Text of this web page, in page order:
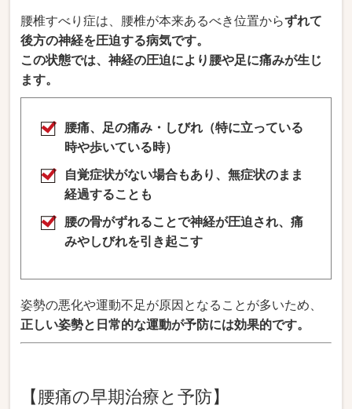
腰椎すべり症は、腰椎が本来あるべき位置からずれて
後方の神経を圧迫する病気です。
この状態では、神経の圧迫により腰や足に痛みが生じ
ます。
腰痛、足の痛み・しびれ（特に立っている
時や歩いている時）
自覚症状がない場合もあり、無症状のまま
経過することも
腰の骨がずれることで神経が圧迫され、痛
みやしびれを引き起こす
姿勢の悪化や運動不足が原因となることが多いため、
正しい姿勢と日常的な運動が予防には効果的です。
【腰痛の早期治療と予防】